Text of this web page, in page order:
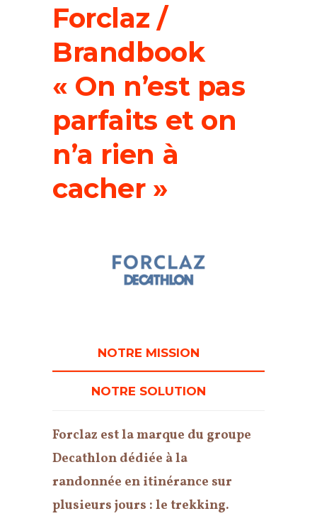
Forclaz /
Brandbook
« On n’est pas
parfaits et on
n’a rien à
cacher »
NOTRE MISSION
NOTRE SOLUTION
Forclaz est la marque du groupe
Decathlon dédiée à la
randonnée en itinérance sur
plusieurs jours : le trekking.